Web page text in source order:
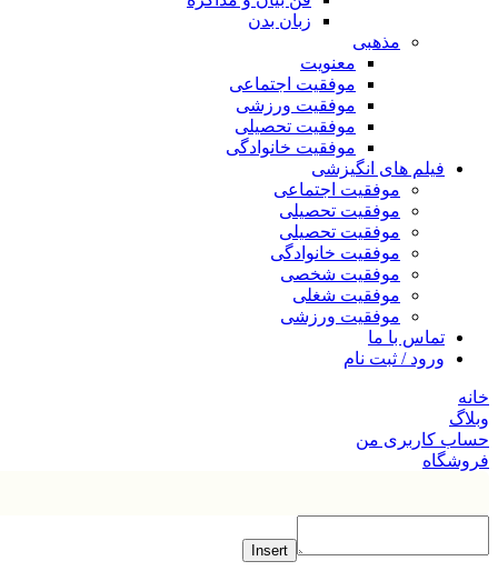
زبان بدن
مذهبی
معنویت
موفقیت اجتماعی
موفقیت ورزشی
موفقیت تحصیلی
موفقیت خانوادگی
فیلم های انگیزشی
موفقیت اجتماعی
موفقیت تحصیلی
موفقیت تحصیلی
موفقیت خانوادگی
موفقیت شخصی
موفقیت شغلی
موفقیت ورزشی
تماس با ما
ورود / ثبت نام
خانه
وبلاگ
حساب کاربری من
فروشگاه
Insert